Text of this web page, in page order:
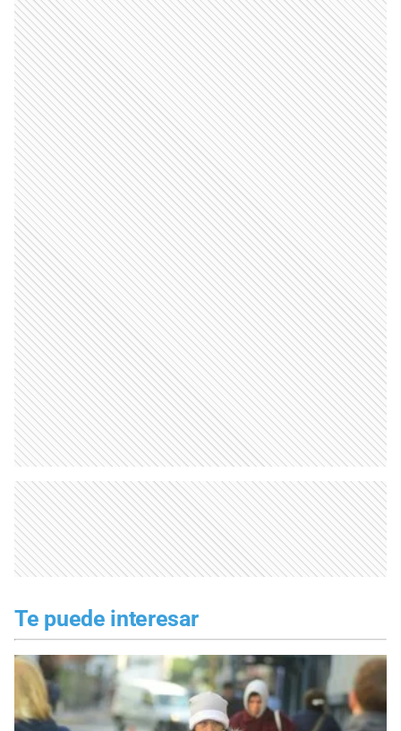
Te puede interesar